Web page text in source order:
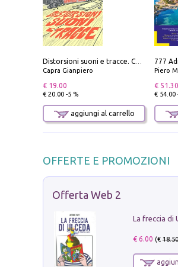
Capra Gianpiero
€ 19.00
€ 20.00 -5 %
aggiungi al carrello
Piero
€ 51.30
€ 54.00
OFFERTE E PROMOZIONI
Offerta Web 2
La freccia di
€ 6.00 (€18.50